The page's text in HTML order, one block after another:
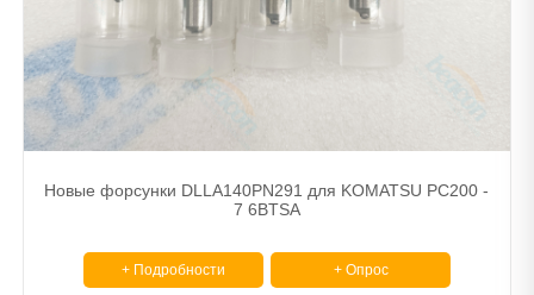
Новые форсунки DLLA140PN291 для KOMATSU PC200 -
7 6BTSA
+ Подробности + Опрос